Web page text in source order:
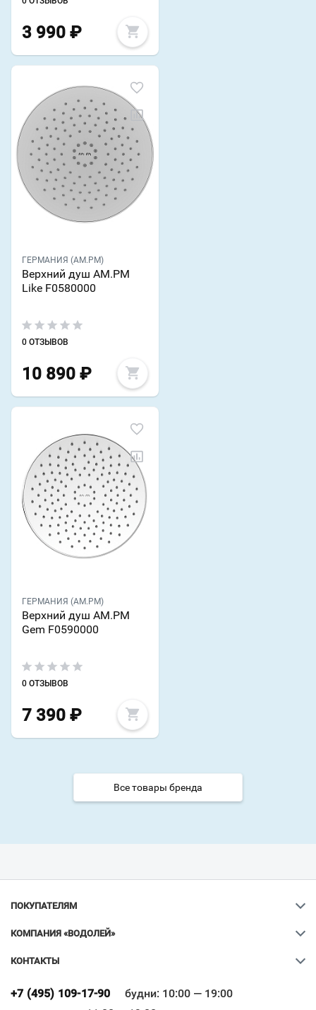
3 990 ₽
ГЕРМАНИЯ (AM.PM)
Верхний душ AM.PM
Like F0580000
0 ОТЗЫВОВ
10 890 ₽
ГЕРМАНИЯ (AM.PM)
Верхний душ AM.PM
Gem F0590000
0 ОТЗЫВОВ
7 390 ₽
Все товары бренда
ПОКУПАТЕЛЯМ
КОМПАНИЯ «ВОДОЛЕЙ»
КОНТАКТЫ
+7 (495) 109-17-90
будни: 10:00 — 19:00